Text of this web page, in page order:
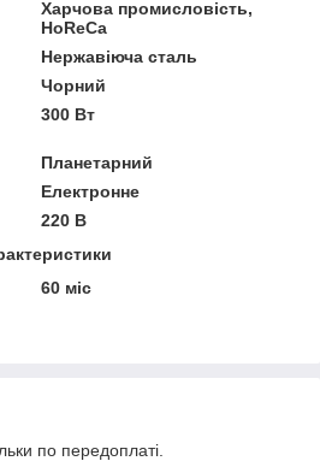
Харчова промисловість,
HoReCa
Нержавіюча сталь
Чорний
300 Вт
Планетарний
Електронне
220 В
60 міс
по передоплаті.